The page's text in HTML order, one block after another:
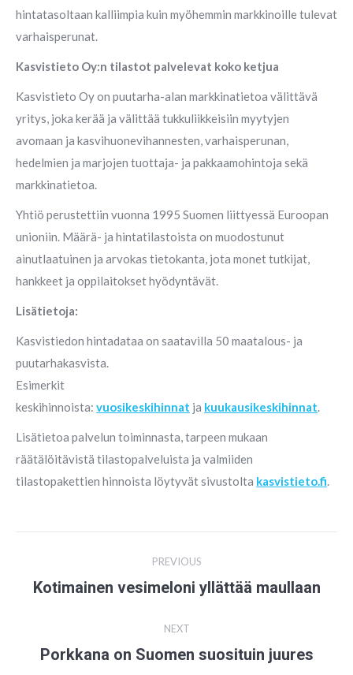
hintatasoltaan kalliimpia kuin myöhemmin markkinoille tulevat
varhaisperunat.
Kasvistieto Oy:n tilastot palvelevat koko ketjua
Kasvistieto Oy on puutarha-alan markkinatietoa välittävä
yritys, joka kerää ja välittää tukkuliikkeisiin myytyjen
avomaan ja kasvihuonevihannesten, varhaisperunan,
hedelmien ja marjojen tuottaja- ja pakkaamohintoja sekä
markkinatietoa.
Yhtiö perustettiin vuonna 1995 Suomen liittyessä Euroopan
unioniin. Määrä- ja hintatilastoista on muodostunut
ainutlaatuinen ja arvokas tietokanta, jota monet tutkijat,
hankkeet ja oppilaitokset hyödyntävät.
Lisätietoja:
Kasvistiedon hintadataa on saatavilla 50 maatalous- ja
puutarhakasvista.
Esimerkit
keskihinnoista: vuosikeskihinnat ja kuukausikeskihinnat.
Lisätietoa palvelun toiminnasta, tarpeen mukaan
räätälöitävistä tilastopalveluista ja valmiiden
tilastopakettien hinnoista löytyvät sivustolta kasvistieto.fi.
navigation
PREVIOUS
Previous
Kotimainen vesimeloni yllättää maullaan
NEXT
Next
Porkkana on Suomen suosituin juures